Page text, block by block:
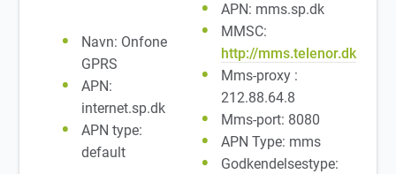
Navn: Onfone
GPRS
APN:
internet.sp.dk
APN type:
default
APN: mms.sp.dk
MMSC:
http://mms.telenor.dk
Mms-proxy :
212.88.64.8
Mms-port: 8080
APN Type: mms
Godkendelsestype: